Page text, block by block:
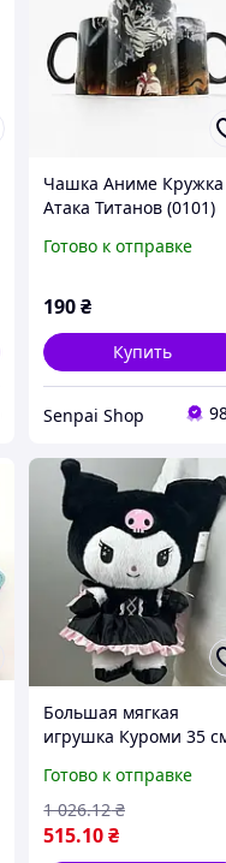
Чашка Аниме Кружка
Атака Титанов (0101)
Готово к отправке
190₴
Купить
Senpai Shop
Большая мягкая
игрушка Куроми 35
плюшевая кукла с
аниме для подарка и
декора код 591742
Готово к отправке
515.10₴
1 026.12 ₴